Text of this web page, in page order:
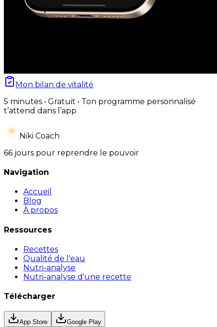
Mon bilan de vitalité
5 minutes • Gratuit • Ton programme personnalisé
t’attend dans l’app
Niki Coach
66 jours pour reprendre le pouvoir
Navigation
Accueil
Blog
À propos
Ressources
Recettes
Qualité de l'eau
Nutri-analyse
Nutri-analyse d'une recette
Télécharger
App Store Google Play